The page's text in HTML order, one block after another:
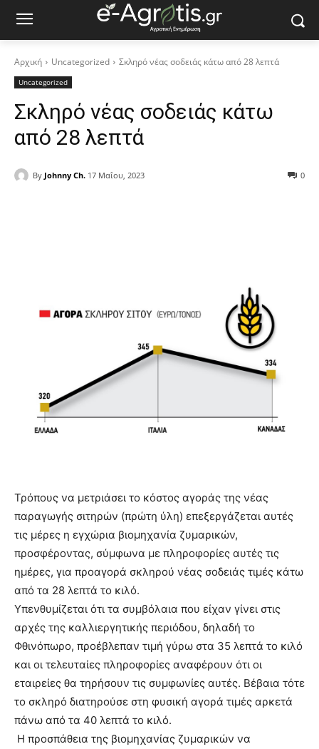
Αρχική Uncategorized Σκληρό νέας σοδειάς κάτω από 28 λεπτά
Uncategorized
Σκληρό νέας σοδειάς κάτω
από 28 λεπτά
By Johnny Ch. 17 Μαΐου, 2023 0
Τρόπους να μετριάσει το κόστος αγοράς της νέας
παραγωγής σιτηρών (πρώτη ύλη) επεξεργάζεται αυτές
τις μέρες η εγχώρια βιομηχανία ζυμαρικών,
προσφέροντας, σύμφωνα με πληροφορίες αυτές τις
ημέρες, για προαγορά σκληρού νέας σοδειάς τιμές κάτω
από τα 28 λεπτά το κιλό.
Υπενθυμίζεται ότι τα συμβόλαια που είχαν γίνει στις
αρχές της καλλιεργητικής περιόδου, δηλαδή το
Φθινόπωρο, προέβλεπαν τιμή γύρω στα 35 λεπτά το κιλό
και οι τελευταίες πληροφορίες αναφέρουν ότι οι
εταιρείες θα τηρήσουν τις συμφωνίες αυτές. Βέβαια τότε
το σκληρό διατηρούσε στη φυσική αγορά τιμές αρκετά
πάνω από τα 40 λεπτά το κιλό.
Η προσπάθεια της βιομηχανίας ζυμαρικών να